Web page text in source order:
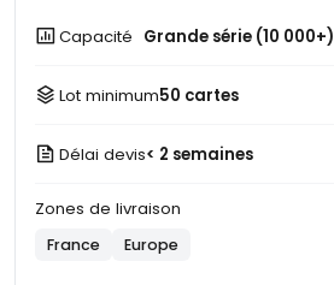
Capacité Grande série (10 000+)
Lot minimum50 cartes
Délai devis< 2 semaines
Zones de livraison
France Europe